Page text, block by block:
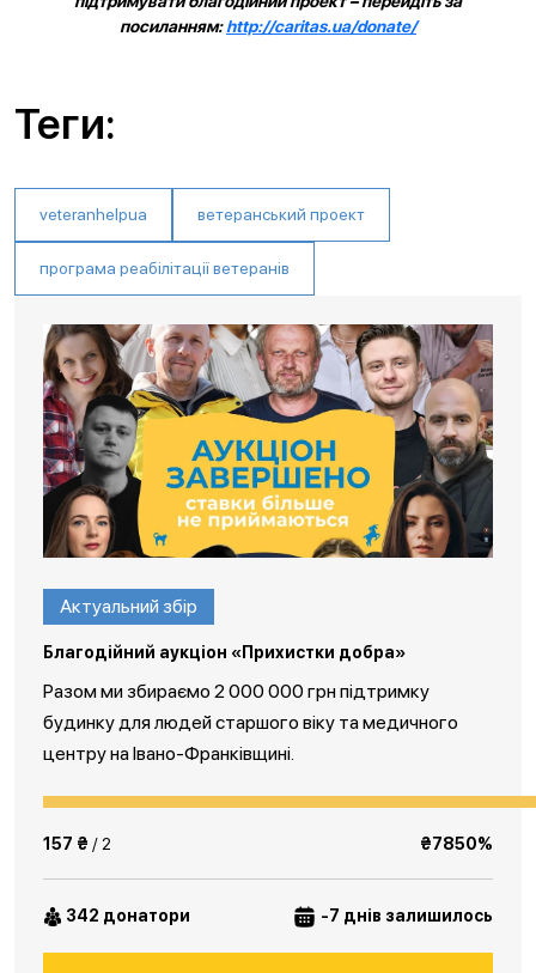
посиланням:http://caritas.ua/donate/
Теги:
veteranhelpua ветеранський проект
програма реабілітації ветеранів
Актуальний збір
Благодійний аукціон «Прихистки добра»
Разом ми збираємо 2 000 000 грн підтримку
будинку для людей старшого віку та медичного
центру на Івано-Франківщині.
157 ₴ / 2 ₴7850%
342 донатори -7 днів залишилось